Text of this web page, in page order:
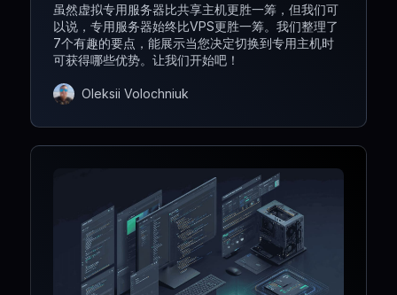
虽然虚拟专用服务器比共享主机更胜一筹，但我们可
以说，专用服务器始终比VPS更胜一筹。我们整理了
7个有趣的要点，能展示当您决定切换到专用主机时
可获得哪些优势。让我们开始吧！
Oleksii Volochniuk